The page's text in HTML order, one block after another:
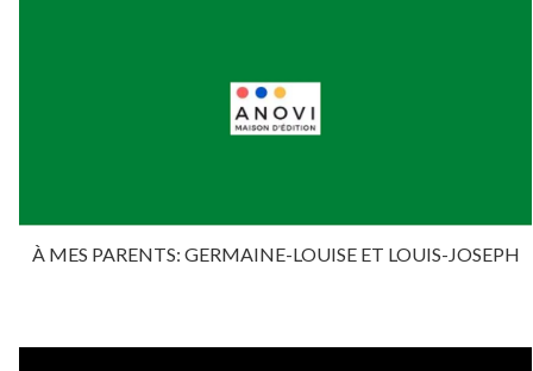
À MES PARENTS: GERMAINE-LOUISE ET LOUIS-JOSEPH